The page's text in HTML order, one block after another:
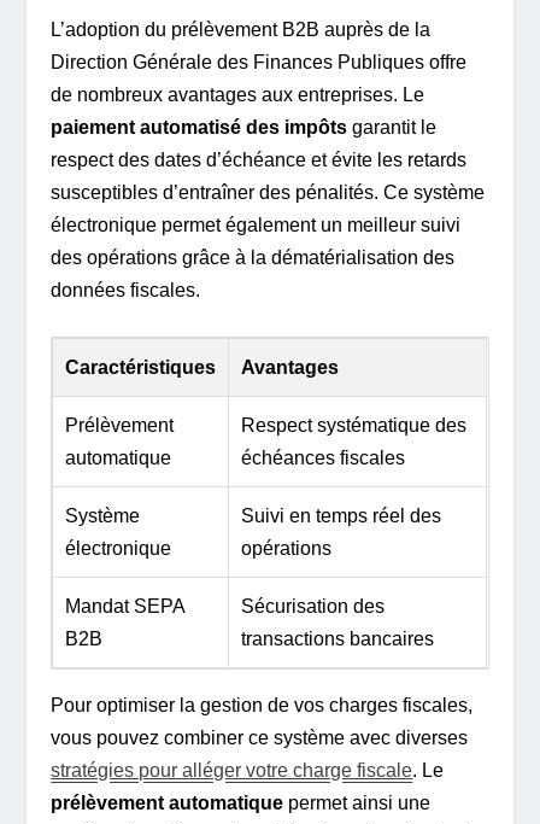
L’adoption du prélèvement B2B auprès de la
Direction Générale des Finances Publiques offre
de nombreux avantages aux entreprises. Le
paiement automatisé des impôts garantit le
respect des dates d’échéance et évite les retards
susceptibles d’entraîner des pénalités. Ce système
électronique permet également un meilleur suivi
des opérations grâce à la dématérialisation des
données fiscales.
Caractéristiques Avantages
Prélèvement
automatique
Respect systématique des
échéances fiscales
Système
électronique
Suivi en temps réel des
opérations
Mandat SEPA
B2B
Sécurisation des
transactions bancaires
Pour optimiser la gestion de vos charges fiscales,
vous pouvez combiner ce système avec diverses
stratégies pour alléger votre charge fiscale. Le
prélèvement automatique permet ainsi une